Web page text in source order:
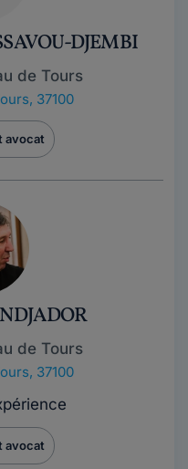
DJEMBI
de Tours
37100
avocat
de Tours
37100
avocat